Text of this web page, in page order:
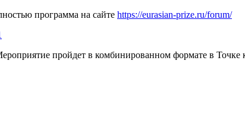
программа на сайте https://eurasian-prize.ru/forum/
пройдет в комбинированном формате в Точке